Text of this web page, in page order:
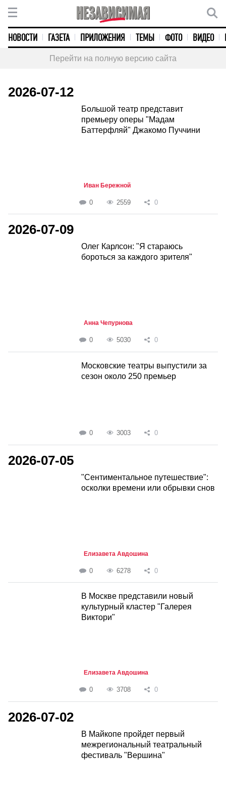
НОВОСТИ ГАЗЕТА ПРИЛОЖЕНИЯ ТЕМЫ ФОТО ВИДЕО
Перейти на полную версию сайта
2026-07-12
Большой театр представит
премьеру оперы "Мадам
Баттерфляй" Джакомо Пуччини
Иван Бережной
0 2559 0
2026-07-09
Олег Карлсон: "Я стараюсь
бороться за каждого зрителя"
Анна Чепурнова
0 5030 0
Московские театры выпустили за
сезон около 250 премьер
0 3003 0
2026-07-05
"Сентиментальное путешествие":
осколки времени или обрывки снов
Елизавета Авдошина
0 6278 0
В Москве представили новый
культурный кластер "Галерея
Виктори"
Елизавета Авдошина
0 3708 0
2026-07-02
В Майкопе пройдет первый
межрегиональный театральный
фестиваль "Вершина"